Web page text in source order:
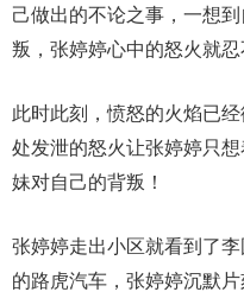
己做出的不论之事，一想
叛，张婷婷心中的怒火就忍
此时此刻，愤怒的火焰已
处发泄的怒火让张婷婷只
妹对自己的背叛！
张婷婷走出小区就看到了
的路虎汽车，张婷婷沉默